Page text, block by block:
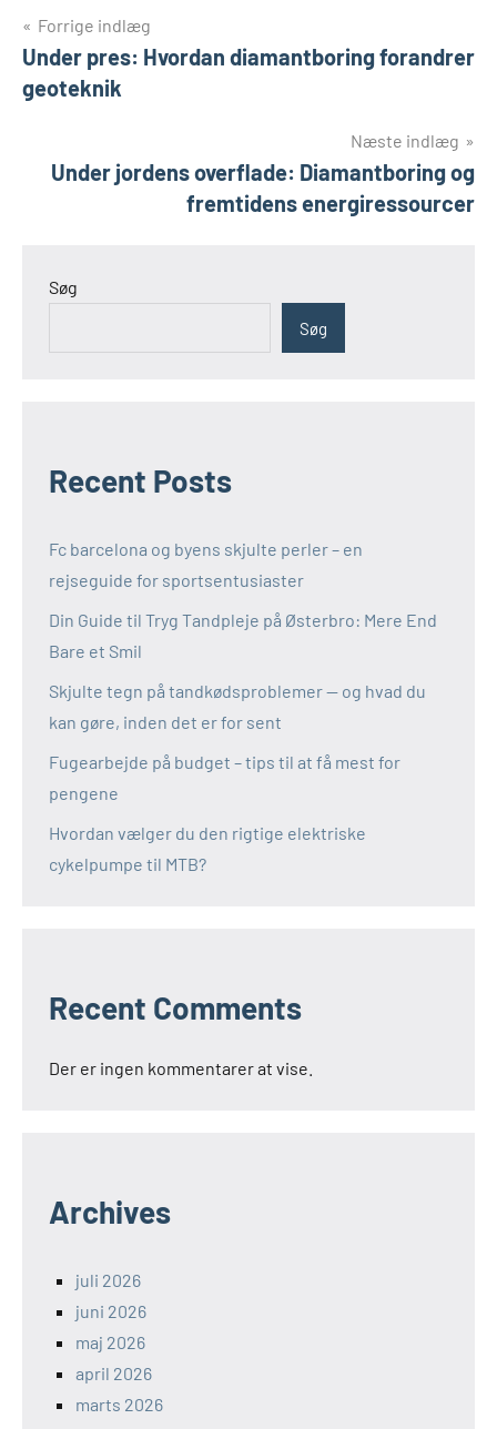
Indlægsnavigation
Forrige indlæg
Under pres: Hvordan diamantboring forandrer
geoteknik
Næste indlæg
Under jordens overflade: Diamantboring og
fremtidens energiressourcer
Søg
Søg
Recent Posts
Fc barcelona og byens skjulte perler – en
rejseguide for sportsentusiaster
Din Guide til Tryg Tandpleje på Østerbro: Mere End
Bare et Smil
Skjulte tegn på tandkødsproblemer — og hvad du
kan gøre, inden det er for sent
Fugearbejde på budget – tips til at få mest for
pengene
Hvordan vælger du den rigtige elektriske
cykelpumpe til MTB?
Recent Comments
Der er ingen kommentarer at vise.
Archives
juli 2026
juni 2026
maj 2026
april 2026
marts 2026